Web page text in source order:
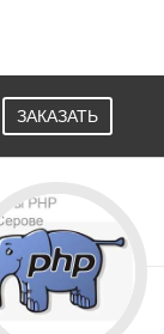
ЗАКАЗАТЬ